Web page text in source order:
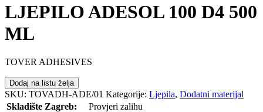
LJEPILO ADESOL 100 D4 500
ML
TOVER ADHESIVES
Dodaj na listu želja
SKU: TOVADH-ADE/01 Kategorije: Ljepila, Dodatni materijal
Skladište Zagreb:
Provjeri zalihu